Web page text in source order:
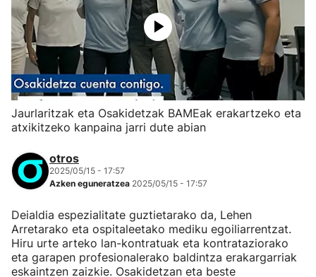
Jaurlaritzak eta Osakidetzak BAMEak erakartzeko eta
atxikitzeko kanpaina jarri dute abian
otros
2025/05/15 - 17:57
Azken eguneratzea 2025/05/15 - 17:57
Deialdia espezialitate guztietarako da, Lehen
Arretarako eta ospitaleetako mediku egoiliarrentzat.
Hiru urte arteko lan-kontratuak eta kontrataziorako
eta garapen profesionalerako baldintza erakargarriak
eskaintzen zaizkie. Osakidetzan eta beste